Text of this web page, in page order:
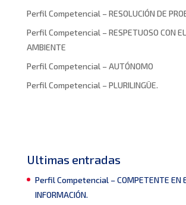
Perfil Competencial – RESOLUCIÓN DE
Perfil Competencial – RESPETUOSO CON
AMBIENTE
Perfil Competencial – AUTÓNOMO
Perfil Competencial – PLURILINGÜE.
Ultimas entradas
Perfil Competencial – COMPETENTE EN
INFORMACIÓN.